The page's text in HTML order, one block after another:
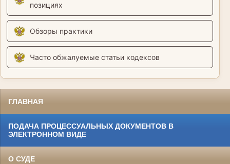
позициях
Обзоры практики
Часто обжалуемые статьи кодексов
ГЛАВНАЯ
ПОДАЧА ПРОЦЕССУАЛЬНЫХ ДОКУМЕНТОВ В
ЭЛЕКТРОННОМ ВИДЕ
О СУДЕ